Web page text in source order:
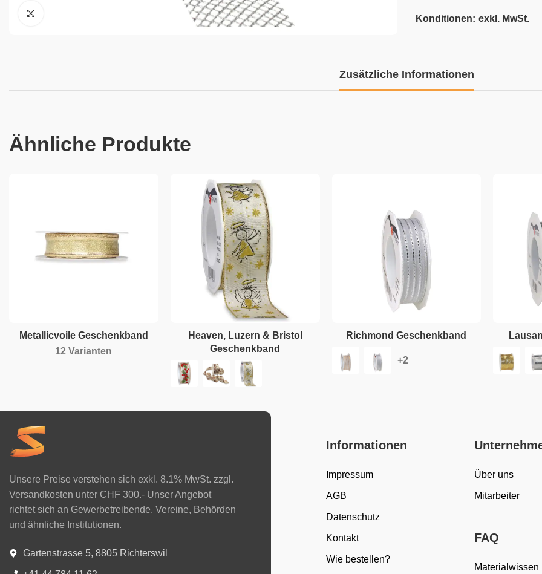
Konditionen: exkl. MwSt.
Zusätzliche Informationen
Ähnliche Produkte
Metallicvoile Geschenkband
12 Varianten
Heaven, Luzern & Bristol
Geschenkband
Richmond Geschenkband
Unsere Preise verstehen sich exkl. 8.1% MwSt. zzgl.
Versandkosten unter CHF 300.- Unser Angebot
richtet sich an Gewerbetreibende, Vereine, Behörden
und ähnliche Institutionen.
Gartenstrasse 5, 8805 Richterswil
Informationen
Impressum
AGB
Datenschutz
Kontakt
Wie bestellen?
Über uns
Mitarbeiter
FAQ
Materialwissen